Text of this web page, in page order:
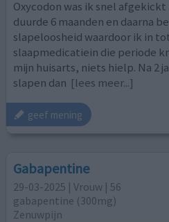
Oxycodon was ik snel
duurde 6 maanden en daarna
slapeloosheid waardoor ik in
slaapmedicatiein die periode
mijn huisarts, niets hielp. Na 2
slapen dan [lees meer...]
geef mening
Gabapentine
29-03-2025 | Vrouw | 56
gabapentine (300mg)
Zenuwpijn